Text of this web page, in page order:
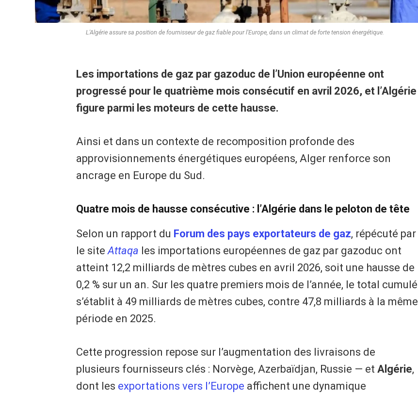
L'Algérie assure sa position de fournisseur de gaz fiable pour l'Europe, dans un climat de forte tension énergétique.
Les importations de gaz par gazoduc de l’Union européenne ont
progressé pour le quatrième mois consécutif en avril 2026, et l’Algérie
figure parmi les moteurs de cette hausse.
Ainsi et dans un contexte de recomposition profonde des
approvisionnements énergétiques européens, Alger renforce son
ancrage en Europe du Sud.
Quatre mois de hausse consécutive : l’Algérie dans le peloton de tête
Selon un rapport du Forum des pays exportateurs de gaz, répécuté par
le siteAttaqa les importations européennes de gaz par gazoduc ont
atteint 12,2 milliards de mètres cubes en avril 2026, soit une hausse de
0,2 % sur un an. Sur les quatre premiers mois de l’année, le total cumulé
s’établit à 49 milliards de mètres cubes, contre 47,8 milliards à la même
période en 2025.
Cette progression repose sur l’augmentation des livraisons de
plusieurs fournisseurs clés : Norvège, Azerbaïdjan, Russie — et Algérie,
dont les exportations vers l’Europe affichent une dynamique